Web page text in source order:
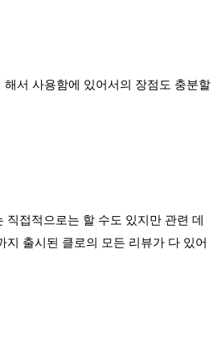
서 사용함에 있어서의 장점도 충분할
직접적으로는 할 수도 있지만 관련 데
지 출시된 클로의 모든 리뷰가 다 있어